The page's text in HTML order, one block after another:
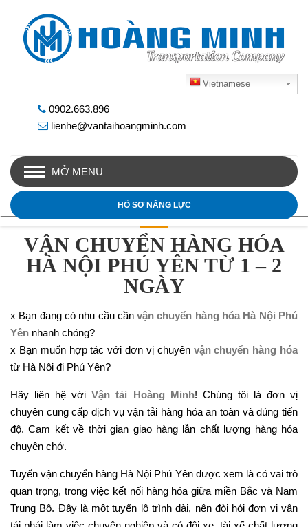
Vietnamese
0902.663.896
lienhe@vantaihoangminh.com
MỞ MENU
HỒ SƠ NĂNG LỰC
VẬN CHUYỂN HÀNG HÓA
HÀ NỘI PHÚ YÊN TỪ 1 – 2
NGÀY
x Bạn đang có nhu cầu cầnvận chuyển hàng hóa Hà Nội Phú
Yên nhanh chóng?
x Bạn muốn hợp tác với đơn vị chuyên vận chuyển hàng hóa
từ Hà Nội đi Phú Yên?
Hãy liên hệ vớiVận tải Hoàng Minh! Chúng tôi là đơn vị
chuyên cung cấp dịch vụ vận tải hàng hóa an toàn và đúng tiến
độ. Cam kết về thời gian giao hàng lẫn chất lượng hàng hóa
chuyên chở.
Tuyến vận chuyển hàng Hà Nội Phú Yên được xem là có vai trò
quan trọng, trong việc kết nối hàng hóa giữa miền Bắc và Nam
Trung Bộ. Đây là một tuyến lộ trình dài, nên đòi hỏi đơn vị vận